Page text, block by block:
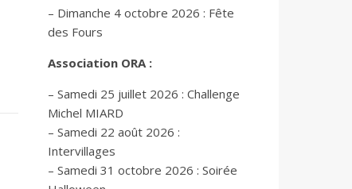
– Dimanche 4 octobre 2026 : Fête
des Fours
Association ORA :
– Samedi 25 juillet 2026 : Challenge
Michel MIARD
– Samedi 22 août 2026 :
Intervillages
– Samedi 31 octobre 2026 : Soirée